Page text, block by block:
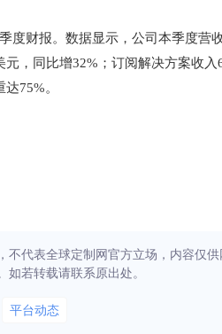
度财报。数据显示，公司本季度营
，同比增32%；订阅解决方案收
75%。
不代表全球定制网官方立场，内容仅
如若转载请联系原出处。
平台动态